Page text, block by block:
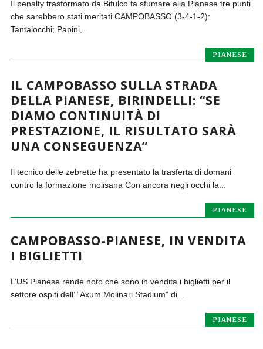
Il penalty trasformato da Bifulco fa sfumare alla Pianese tre punti
che sarebbero stati meritati CAMPOBASSO (3-4-1-2):
Tantalocchi; Papini,...
PIANESE
IL CAMPOBASSO SULLA STRADA
DELLA PIANESE, BIRINDELLI: “SE
DIAMO CONTINUITÀ DI
PRESTAZIONE, IL RISULTATO SARÀ
UNA CONSEGUENZA”
Il tecnico delle zebrette ha presentato la trasferta di domani
contro la formazione molisana Con ancora negli occhi la...
PIANESE
CAMPOBASSO-PIANESE, IN VENDITA
I BIGLIETTI
L’US Pianese rende noto che sono in vendita i biglietti per il
settore ospiti dell’ “Axum Molinari Stadium” di...
PIANESE